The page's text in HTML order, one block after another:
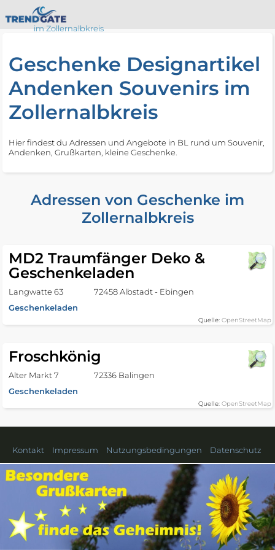
im Zollernalbkreis
Geschenke Designartikel
Andenken Souvenirs im
Zollernalbkreis
Hier findest du Adressen und Angebote in BL rund um Souvenir,
Andenken, Grußkarten, kleine Geschenke.
Adressen von Geschenke im
Zollernalbkreis
MD2 Traumfänger Deko &
Geschenkeladen
Langwatte 63
72458 Albstadt - Ebingen
Geschenkeladen
Quelle: OpenStreetMap
Froschkönig
Alter Markt 7
72336 Balingen
Geschenkeladen
Quelle: OpenStreetMap
Kontakt Impressum Nutzungsbedingungen Datenschutz
Geschenke in benachbarten
Landkreisen
Böblingen